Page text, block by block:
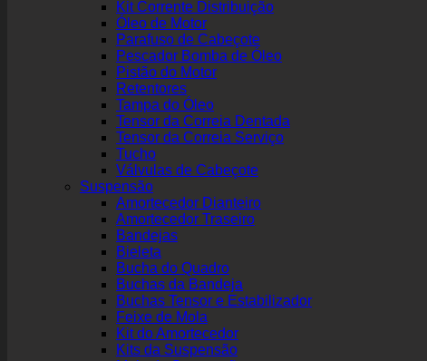
Kit Corrente Distribuição
Óleo de Motor
Parafuso de Cabeçote
Pescador Bomba de Óleo
Pistão do Motor
Retentores
Tampa do Óleo
Tensor da Correia Dentada
Tensor da Correia Serviço
Tucho
Válvulas de Cabeçote
Suspensão
Amortecedor Dianteiro
Amortecedor Traseiro
Bandejas
Bieleta
Bucha do Quadro
Buchas da Bandeja
Buchas Tensor e Estabilizador
Feixe de Mola
Kit do Amortecedor
Kits da Suspensão